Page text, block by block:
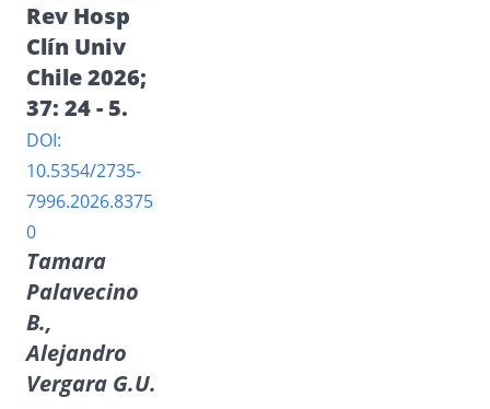
Rev Hosp
Clín Univ
Chile 2026;
37: 24 - 5.
DOI:
10.5354/2735-
7996.2026.8375
0
Tamara
Palavecino
B.,
Alejandro
Vergara G.U.